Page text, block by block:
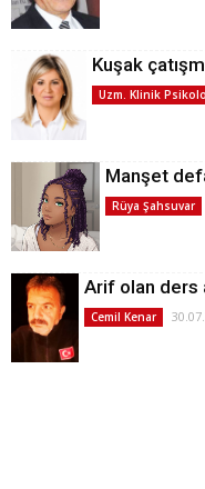
Kuşak
Uzm. Klinik
Manşet
Rüya Şahsuvar
Arif olan ders
Cemil Kenar